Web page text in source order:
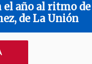
año al ritmo de
de La Unión